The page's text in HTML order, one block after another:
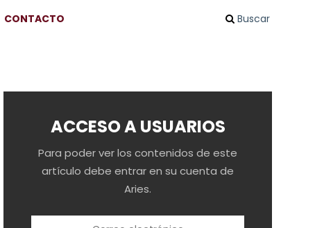
CONTACTO Buscar
ACCESO A USUARIOS
Para poder ver los contenidos de este
artículo debe entrar en su cuenta de
Aries.